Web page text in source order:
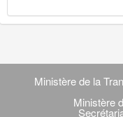
Navigation
transverse
Ministère de la
Ministère